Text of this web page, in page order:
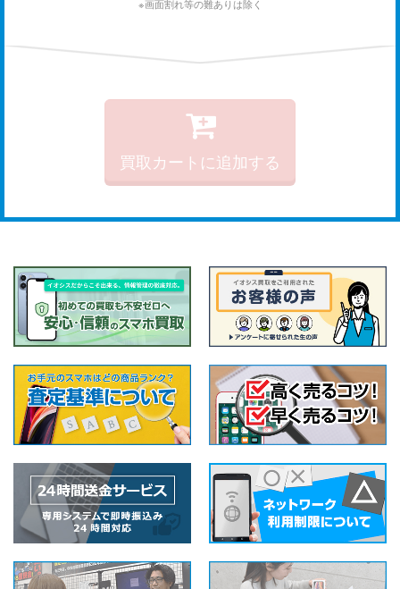
※画面割れ等の難ありは除く
買取カートに追加する